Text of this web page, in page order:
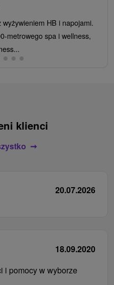
HB i napojami.
metrowego spa i wellness,
klienci
20.07.2026
18.09.2020
i pomocy w wyborze